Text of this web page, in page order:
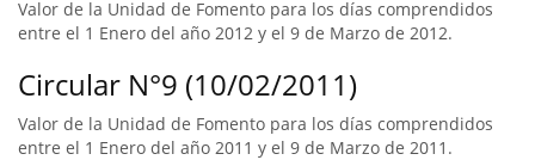
Valor de la Unidad de Fomento para los días comprendidos
entre el 1 Enero del año 2012 y el 9 de Marzo de 2012.
Circular N°9 (10/02/2011)
Valor de la Unidad de Fomento para los días comprendidos
entre el 1 Enero del año 2011 y el 9 de Marzo de 2011.